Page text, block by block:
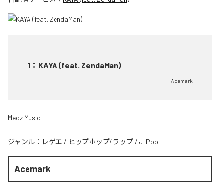
1 ： KAYA (feat. ZendaMan)
Acemark
Medz Music
ジャンル： レゲエ / ヒップホップ/ラップ / J-Pop
Acemark